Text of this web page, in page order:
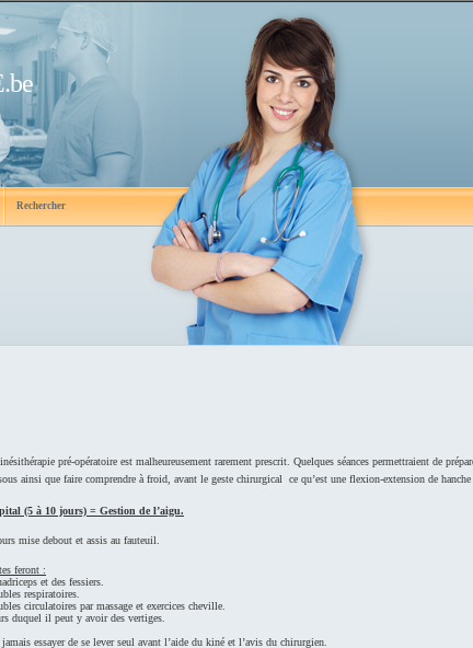
Rechercher
pré-opératoire est malheureusement rarement prescrit. Quelques séances permettraient de
ainsi que faire comprendre à froid, avant le geste chirurgical ce qu’est une flexion-extension de
(5 à 10 jours) = Gestion de l’aigu.
mise debout et assis au fauteuil.
feront :
et des fessiers.
respiratoires.
circulatoires par massage et exercices cheville.
duquel il peut y avoir des vertiges.
essayer de se lever seul avant l’aide du kiné et l’avis du chirurgien.